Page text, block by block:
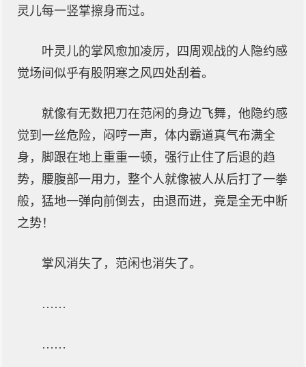
灵儿每一竖掌擦身而过。
叶灵儿的掌风愈加凌厉，四周观战的人隐约感
觉场间似乎有股阴寒之风四处刮着。
就像有无数把刀在范闲的身边飞舞，他隐约感
觉到一丝危险，闷哼一声，体内霸道真气布满全
身，脚跟在地上重重一顿，强行止住了后退的趋
势，腰腹部一用力，整个人就像被人从后打了一拳
般，猛地一弹向前倒去，由退而进，竟是全无中断
之势！
掌风消失了，范闲也消失了。
……
……